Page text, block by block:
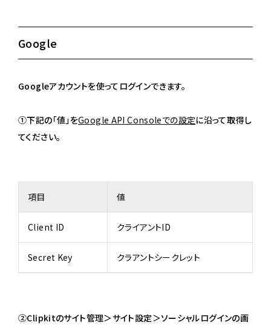
Google
Googleアカウントを使ってログインできます。
①下記の「値」をGoogle API Consoleでの設定に沿って取得し
てください。
項目 値
Client ID クライアントID
Secret Key クラアントシークレット
②Clipkitのサイト管理＞サイト設定＞ソーシャルログインの画